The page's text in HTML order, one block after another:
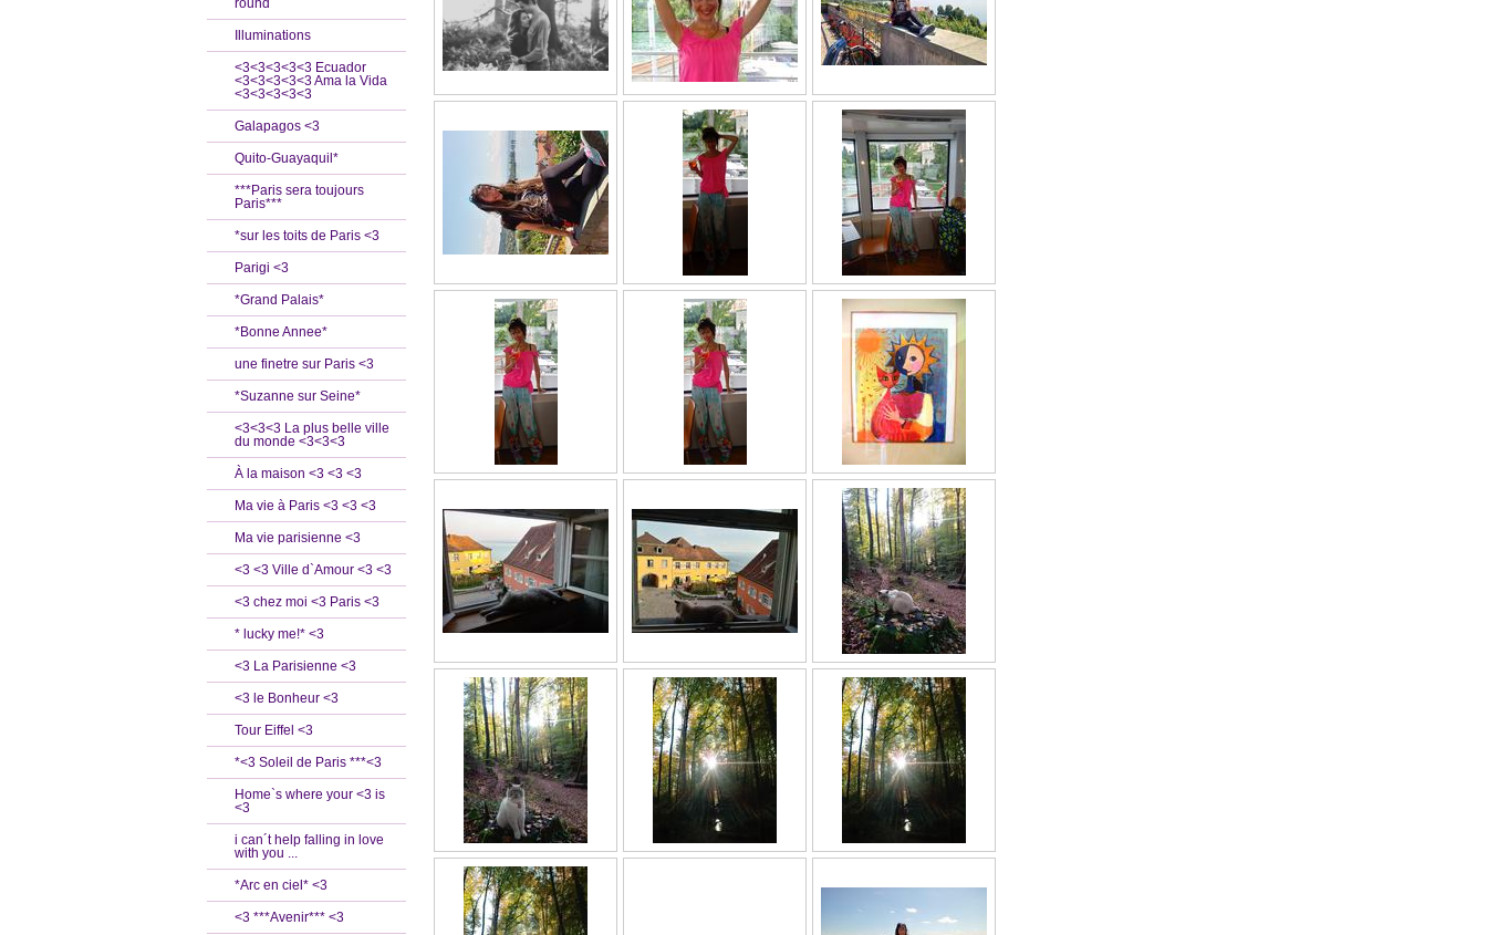
round
Illuminations
<3<3<3<3<3 Ecuador
<3<3<3<3<3 Ama la Vida
<3<3<3<3<3
Galapagos <3
Quito-Guayaquil*
***Paris sera toujours
Paris***
*sur les toits de Paris <3
Parigi <3
*Grand Palais*
*Bonne Annee*
une finetre sur Paris <3
*Suzanne sur Seine*
<3<3<3 La plus belle ville
du monde <3<3<3
À la maison <3 <3 <3
Ma vie à Paris <3 <3 <3
Ma vie parisienne <3
<3 <3 Ville d`Amour <3 <3
<3 chez moi <3 Paris <3
* lucky me!* <3
<3 La Parisienne <3
<3 le Bonheur <3
Tour Eiffel <3
*<3 Soleil de Paris ***<3
Home`s where your <3 is
<3
i can´t help falling in love
with you ...
*Arc en ciel* <3
<3 ***Avenir*** <3